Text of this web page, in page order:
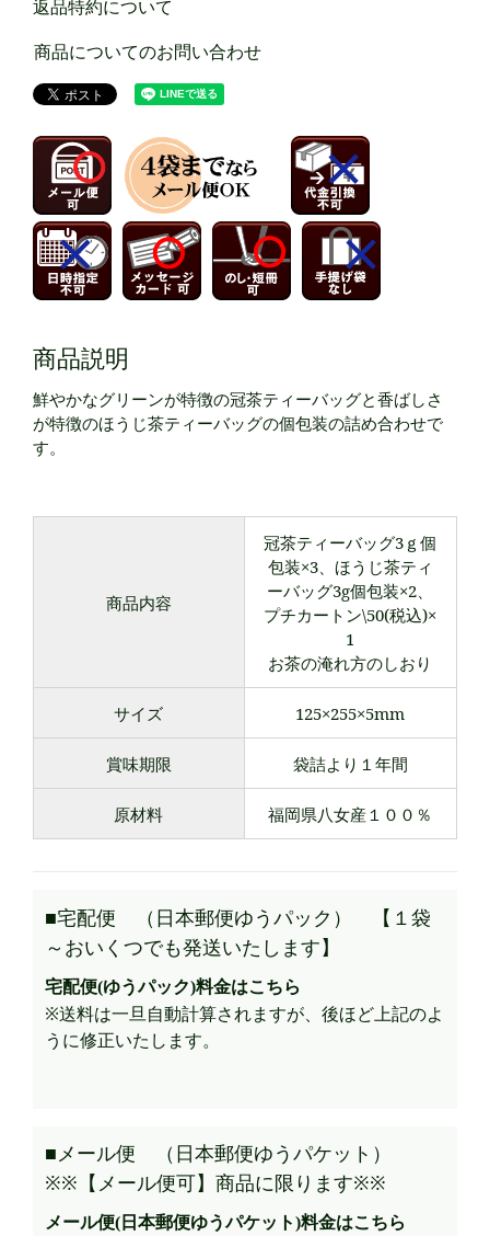
返品特約について
商品についてのお問い合わせ
商品説明
鮮やかなグリーンが特徴の冠茶ティーバッグと香ばしさ
が特徴のほうじ茶ティーバッグの個包装の詰め合わせで
す。
商品内容
冠茶ティーバッグ3ｇ個
包装×3、ほうじ茶ティ
ーバッグ3g個包装×2、
プチカートン\50(税込)×
1
お茶の淹れ方のしおり
サイズ 125×255×5mm
賞味期限 袋詰より１年間
原材料 福岡県八女産１００％
■宅配便 （日本郵便ゆうパック） 【１袋
～おいくつでも発送いたします】
宅配便(ゆうパック)料金はこちら
※送料は一旦自動計算されますが、後ほど上記のよ
うに修正いたします。
■メール便 （日本郵便ゆうパケット）
※※【メール便可】商品に限ります※※
メール便(日本郵便ゆうパケット)料金はこちら